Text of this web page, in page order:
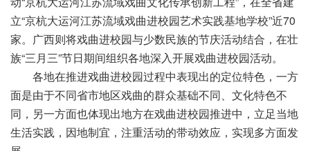
立“京杭大运河江苏流域戏曲进校园艺术实践基地学校”近70
家。广西则将戏曲进校园与少数民族的节庆活动结合，在壮
族“三月三”节日期间组织各地深入开展戏曲进校园活动。
各地在推进戏曲进校园过程中表现出的定位特色，一方
面是由于不同省市地区戏曲的群众基础不同、文化特色不
同，另一方面也体现出地方在戏曲进校园推进中，立足当地
生活实践，因地制宜，注重活动的带动效应，实现多方面发